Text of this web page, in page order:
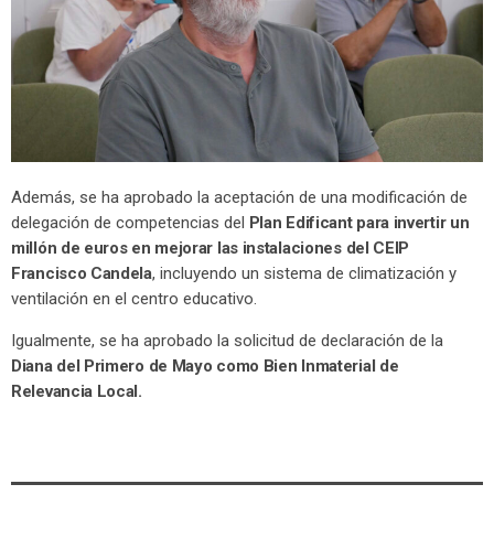
Además, se ha aprobado la aceptación de una modificación de
delegación de competencias del Plan Edificant para invertir un
millón de euros en mejorar las instalaciones del CEIP
Francisco Candela, incluyendo un sistema de climatización y
ventilación en el centro educativo.
Igualmente, se ha aprobado la solicitud de declaración de la
Diana del Primero de Mayo como Bien Inmaterial de
Relevancia Local.